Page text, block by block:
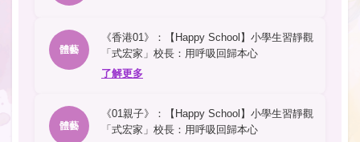
體藝
《香港01》：【Happy School】小學生習靜觀
「式宏家」校長：用呼吸回歸本心
了解更多
體藝
《01親子》：【Happy School】小學生習靜觀
「式宏家」校長：用呼吸回歸本心